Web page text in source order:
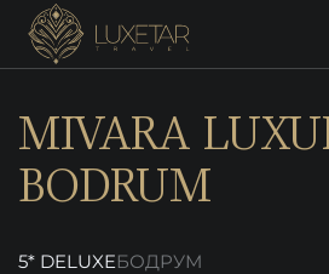
MIVARA
BODRUM
5* DELUXEБОДРУМ